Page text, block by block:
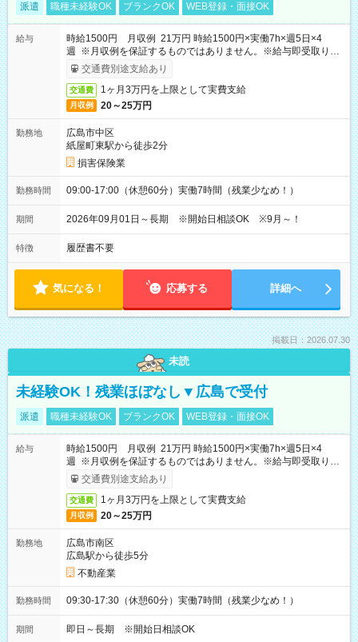
派遣 職種未経験OK ブランクOK WEB登録・面接OK
給与
時給1500円 月収例 21万円 時給1500円×実働7h×週5日×4
週 ※月収例を保証するものではありません。※給与即受取りサ
ービス利用可（利用条件有）
交通費別途支給あり
交通費 1ヶ月3万円を上限として実費支給
月収例 20～25万円
勤務地
広島市中区
紙屋町東駅から徒歩2分
損害保険業
勤務時間 09:00-17:00（休憩60分）実働7時間（残業少なめ！）
期間 2026年09月01日～長期 ※開始日相談OK ※9月～！
特徴 履歴書不要
気になる！ 応募する 詳細へ
掲載日：2026.07.30
未読
未経験OK！残業ほぼなし▼広島で受付
派遣 職種未経験OK ブランクOK WEB登録・面接OK
給与
時給1500円 月収例 21万円 時給1500円×実働7h×週5日×4
週 ※月収例を保証するものではありません。※給与即受取りサ
ービス利用可（利用条件有）
交通費別途支給あり
交通費 1ヶ月3万円を上限として実費支給
月収例 20～25万円
勤務地
広島市南区
広島駅から徒歩5分
不動産業
勤務時間 09:30-17:30（休憩60分）実働7時間（残業少なめ！）
期間 即日～長期 ※開始日相談OK